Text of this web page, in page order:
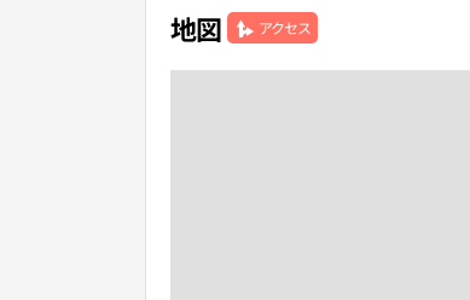
地図 アクセス